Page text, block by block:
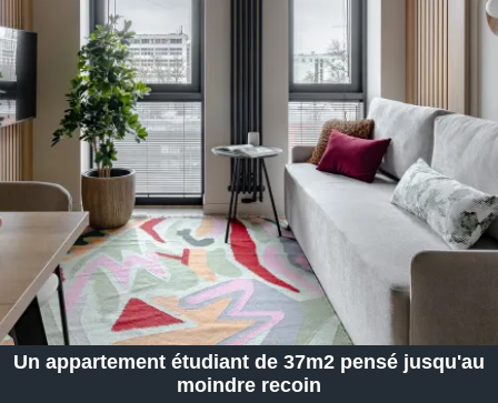
Appartement Design
Decoration Noël
Design Suédois En Quelques Photos
Idées Déco En 10 Photos
La Semaine Décoration Et Design
Maison En Ville
Méli-Mélo Suédois
Publi Reportage
Tendance
Interieurs Scandinaves
La Décoration Selon Votre Signe Astrologique
Les Trouvailles Déco Du Jour
Loft
Maison Appartement Écologique
Maison Container/container House
Maison D'hôtes
Maison Et Appartement Vintage
On Décode La Déco
Petite Surface
Piscine Question De Style
Renovation
Revue De Week End
Tiny House
Un appartement étudiant de 37m2 pensé jusqu'au
moindre recoin